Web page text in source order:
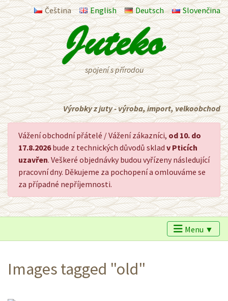
Čeština English Deutsch Slovenčina
spojení s přírodou
Výrobky z juty - výroba, import, velkoobchod
Vážení obchodní přátelé / Vážení zákazníci, od 10. do
17.8.2026bude z technických důvodů sklad v Pticích
uzavřen. Veškeré objednávky budou vyřízeny následující
pracovní dny. Děkujeme za pochopení a omlouváme se
za případné nepříjemnosti.
Menu ▼
Images tagged "old"